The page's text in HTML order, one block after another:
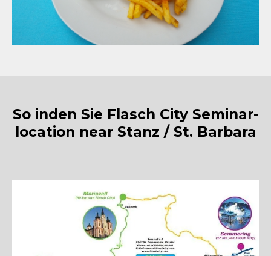
So inden Sie Flasch City Seminar-
location near Stanz / St. Barbara